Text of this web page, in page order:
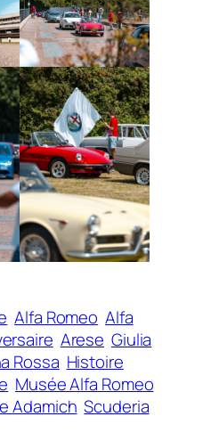
Alfa Romeo Alfa
Arese Giulia
Rossa Histoire
Musée Alfa Romeo
Adamich Scuderia